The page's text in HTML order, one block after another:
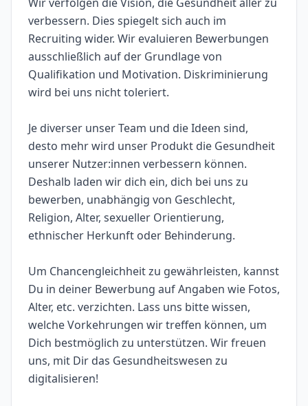
verbessern. Dies spiegelt sich auch im
Recruiting wider. Wir evaluieren Bewerbungen
ausschließlich auf der Grundlage von
Qualifikation und Motivation. Diskriminierung
wird bei uns nicht toleriert.
Je diverser unser Team und die Ideen sind,
desto mehr wird unser Produkt die Gesundheit
unserer Nutzer:innen verbessern können.
Deshalb laden wir dich ein, dich bei uns zu
bewerben, unabhängig von Geschlecht,
Religion, Alter, sexueller Orientierung,
ethnischer Herkunft oder Behinderung.
Um Chancengleichheit zu gewährleisten, kannst
Du in deiner Bewerbung auf Angaben wie Fotos,
Alter, etc. verzichten. Lass uns bitte wissen,
welche Vorkehrungen wir treffen können, um
Dich bestmöglich zu unterstützen. Wir freuen
uns, mit Dir das Gesundheitswesen zu
digitalisieren!